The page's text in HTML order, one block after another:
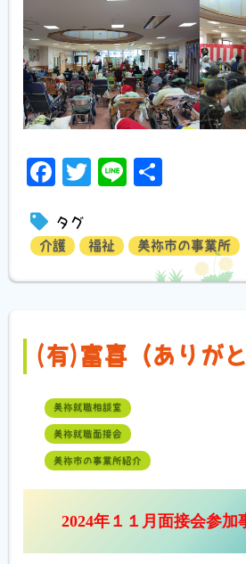
Facebook
Twitter
Line
タグ
介護 福祉 美祢市の事業所
(有)富喜（ありがと
美祢就職相談室
美祢就職面接会
美祢市の事業所紹介
2024年１１月面接会参加